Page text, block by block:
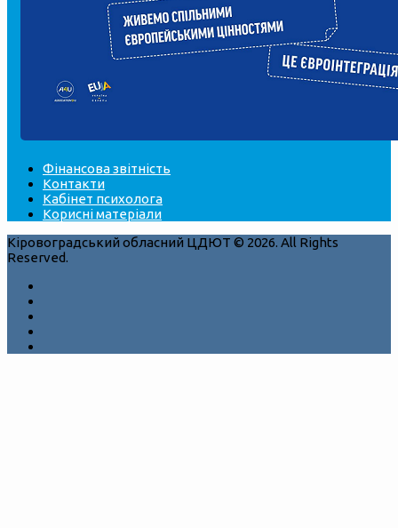
Фінансова звітність
Контакти
Кабінет психолога
Корисні матеріали
Кіровоградський обласний ЦДЮТ © 2026. All Rights
Reserved.